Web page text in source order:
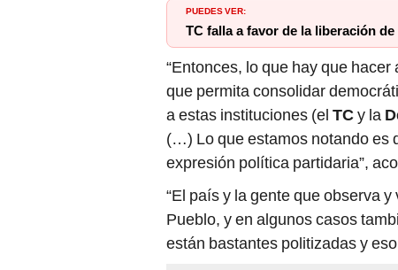
PUEDES VER:
TC falla a favor de la liberación
“Entonces, lo que hay que
que permita consolidar
a estas instituciones (el TCy la
(…) Lo que estamos notando es
expresión política partidaria”,
“El país y la gente que observa
Pueblo, y en algunos casos
están bastantes politizadas y